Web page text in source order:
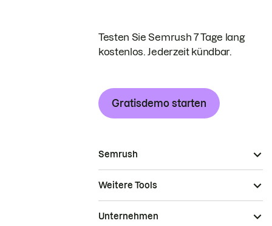
Testen Sie Semrush 7 Tage lang
kostenlos. Jederzeit kündbar.
Gratisdemo starten
Semrush
Weitere Tools
Unternehmen